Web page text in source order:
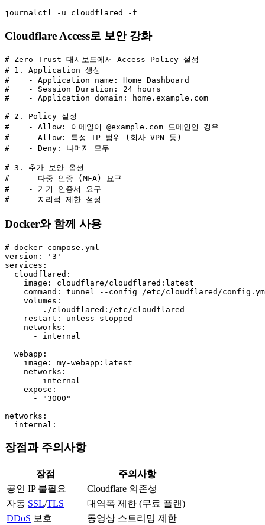
journalctl -u cloudflared -f
Cloudflare Access로 보안 강화
# Zero Trust 대시보드에서 Access Policy 설정
# 1. Application 생성
#    - Application name: Home Dashboard
#    - Session Duration: 24 hours
#    - Application domain: home.example.com
# 2. Policy 설정
#    - Allow: 이메일이 @example.com 도메인인 경우
#    - Allow: 특정 IP 범위 (회사 VPN 등)
#    - Deny: 나머지 모두
# 3. 추가 보안 옵션
#    - 다중 인증 (MFA) 요구
#    - 기기 인증서 요구
#    - 지리적 제한 설정
Docker와 함께 사용
# docker-compose.yml
version: '3'
services:
  cloudflared:
    image: cloudflare/cloudflared:latest
command: tunnel --config /etc/cloudflared/
    volumes:
      - ./cloudflared:/etc/cloudflared
    restart: unless-stopped
    networks:
      - internal
  webapp:
    image: my-webapp:latest
    networks:
      - internal
    expose:
      - "3000"
networks:
  internal:
장점과 주의사항
장점
주의사항
공인 IP 불필요
Cloudflare 의존성
자동 SSL/TLS
대역폭 제한 (무료 플랜)
DDoS 보호 동영상 스트리밍 제한